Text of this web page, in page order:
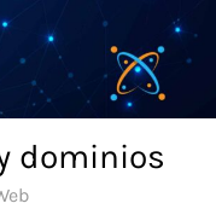
dominios